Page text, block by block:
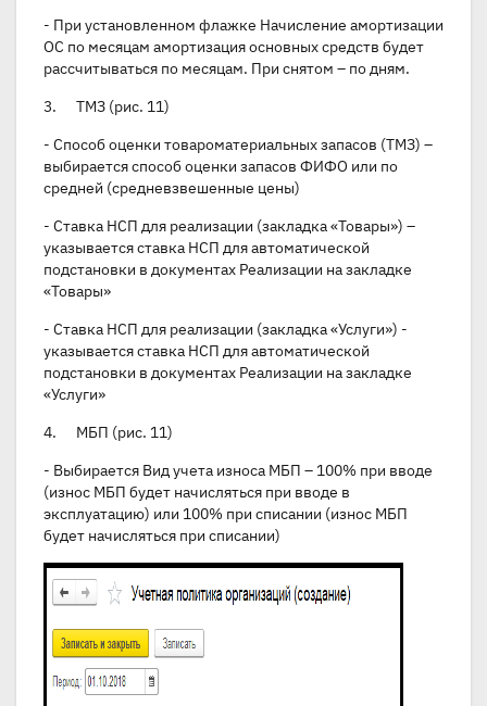
- При установленном флажке Начисление амортизации
ОС по месяцам амортизация основных средств будет
рассчитываться по месяцам. При снятом – по дням.
3. ТМЗ (рис. 11)
- Способ оценки товароматериальных запасов (ТМЗ) –
выбирается способ оценки запасов ФИФО или по
средней (средневзвешенные цены)
- Ставка НСП для реализации (закладка «Товары») –
указывается ставка НСП для автоматической
подстановки в документах Реализации на закладке
«Товары»
- Ставка НСП для реализации (закладка «Услуги») -
указывается ставка НСП для автоматической
подстановки в документах Реализации на закладке
«Услуги»
4. МБП (рис. 11)
- Выбирается Вид учета износа МБП – 100% при вводе
(износ МБП будет начисляться при вводе в
эксплуатацию) или 100% при списании (износ МБП
будет начисляться при списании)